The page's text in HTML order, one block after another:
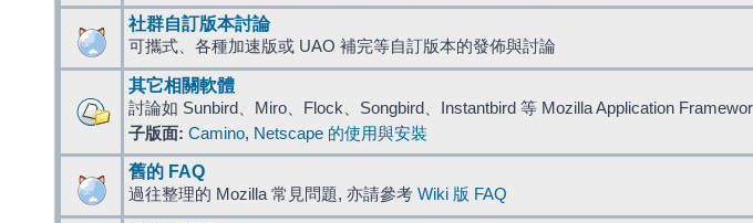
社群自訂版本討論
可攜式、各種加速版或 UAO 補完等自訂版本的發佈與討論
其它相關軟體
討論如 Sunbird、Miro、Flock、Songbird、Instantbird 等 Mozilla Application
子版面: Camino, Netscape 的使用與安裝
舊的 FAQ
過往整理的 Mozilla 常見問題, 亦請參考 Wiki 版 FAQ